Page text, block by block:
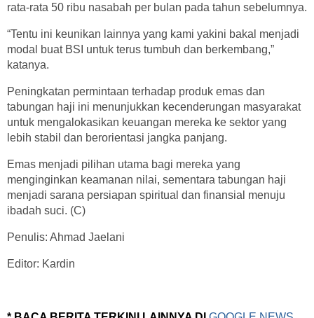
rata-rata 50 ribu nasabah per bulan pada tahun sebelumnya.
“Tentu ini keunikan lainnya yang kami yakini bakal menjadi
modal buat BSI untuk terus tumbuh dan berkembang,”
katanya.
Peningkatan permintaan terhadap produk emas dan
tabungan haji ini menunjukkan kecenderungan masyarakat
untuk mengalokasikan keuangan mereka ke sektor yang
lebih stabil dan berorientasi jangka panjang.
Emas menjadi pilihan utama bagi mereka yang
menginginkan keamanan nilai, sementara tabungan haji
menjadi sarana persiapan spiritual dan finansial menuju
ibadah suci. (C)
Penulis: Ahmad Jaelani
Editor: Kardin